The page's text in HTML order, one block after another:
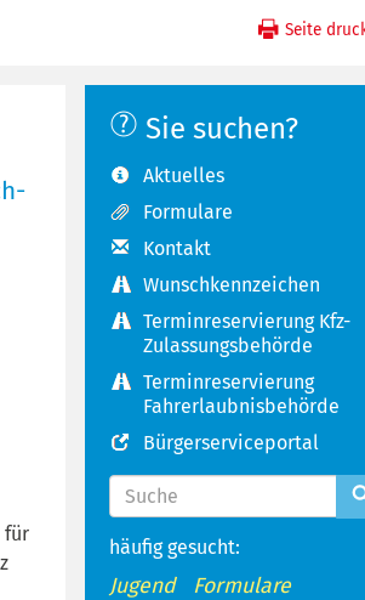
Seite
für
Sie suchen?
Aktuelles
Formulare
Kontakt
Wunschkennzeichen
Terminreservierung Kfz-
Zulassungsbehörde
Terminreservierung
Fahrerlaubnisbehörde
Bürgerserviceportal
häufig gesucht:
Jugend
Formulare